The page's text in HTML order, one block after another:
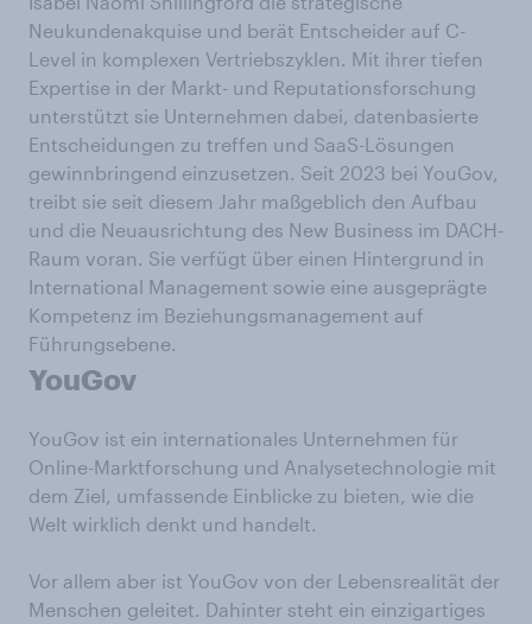
Neukundenakquise und berät Entscheider auf C-
Level in komplexen Vertriebszyklen. Mit ihrer tiefen
Expertise in der Markt- und Reputationsforschung
unterstützt sie Unternehmen dabei, datenbasierte
Entscheidungen zu treffen und SaaS-Lösungen
gewinnbringend einzusetzen. Seit 2023 bei YouGov,
treibt sie seit diesem Jahr maßgeblich den Aufbau
und die Neuausrichtung des New Business im DACH-
Raum voran. Sie verfügt über einen Hintergrund in
International Management sowie eine ausgeprägte
Kompetenz im Beziehungsmanagement auf
Führungsebene.
YouGov
YouGov ist ein internationales Unternehmen für
Online-Marktforschung und Analysetechnologie mit
dem Ziel, umfassende Einblicke zu bieten, wie die
Welt wirklich denkt und handelt.
Vor allem aber ist YouGov von der Lebensrealität der
Menschen geleitet. Dahinter steht ein einzigartiges